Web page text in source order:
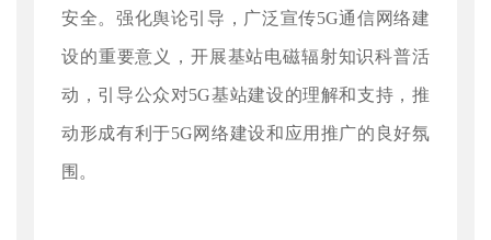
安全。强化舆论引导，广泛宣传5G通信网络建
设的重要意义，开展基站电磁辐射知识科普活
动，引导公众对5G基站建设的理解和支持，推
动形成有利于5G网络建设和应用推广的良好氛
围。